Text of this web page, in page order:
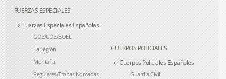
FUERZAS ESPECIALES
Fuerzas Especiales Españolas
GOE/COE/BOEL
La Legión
Montaña
Regulares/Tropas Nómadas
CUERPOS POLICIALES
Cuerpos Policiales Españoles
Guardia Civil